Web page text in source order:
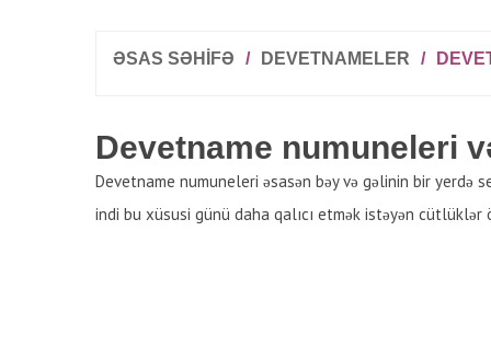
ƏSAS SƏHİFƏ / DEVETNAMELER /
Devetname numuneleri
Devetname numuneleri əsasən bəy və gəlinin bir yerdə
indi bu xüsusi günü daha qalıcı etmək istəyən